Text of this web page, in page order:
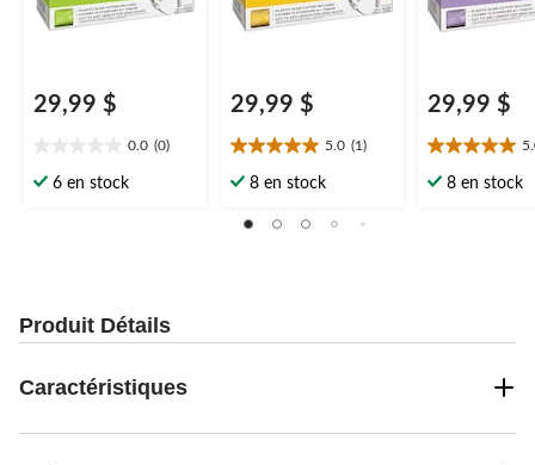
29,99 $
0.0 (0)
étoile(s)
6 en stock
29,99 $
5.0 (1)
5.0
étoile(s)
5.
8 en stock
29,99 $
5.0
étoile(s)
8 en stock
Produit Détails
Caractéristiques